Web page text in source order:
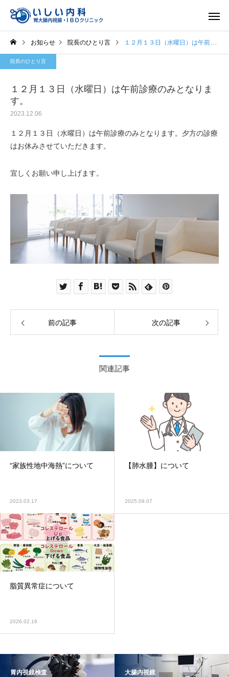
お知らせ 院長のひとり言 １２月１３日（水曜日）は午前診療のみとなります。
院長のひとり言
１２月１３日（水曜日）は午前診療のみとなりま
す。
2023.12.06
１２月１３日（水曜日）は午前診療のみとなります。夕方の診療
はお休みさせていただきます。
宜しくお願い申し上げます。
前の記事 次の記事
関連記事
“家族性地中海熱”について
2023.03.17
【肺水腫】について
2025.09.07
脂質異常症について
2026.02.16
胃内視鏡検査 大腸内視鏡